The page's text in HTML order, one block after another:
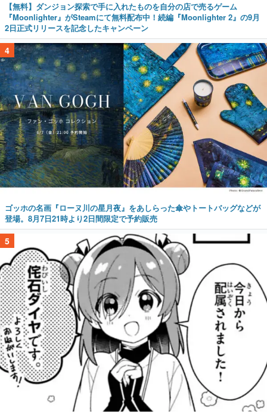
【無料】ダンジョン探索で手に入れたものを自分の店で売るゲーム
『Moonlighter』がSteamにて無料配布中！続編『Moonlighter 2』の9月
2日正式リリースを記念したキャンペーン
4
ゴッホの名画『ローヌ川の星月夜』をあしらった傘やトートバッグなどが
登場。8月7日21時より2日間限定で予約販売
5